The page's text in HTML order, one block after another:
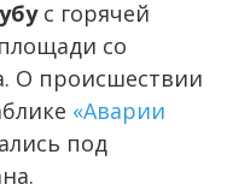
с горячей
со
О происшествии
«Аварии
под